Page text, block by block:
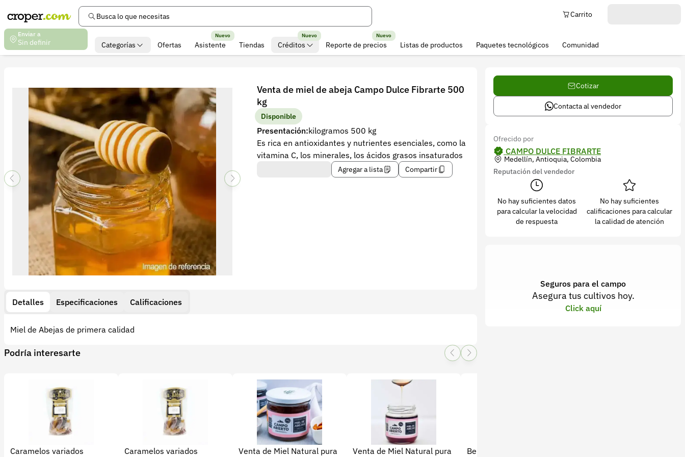
Busca lo que necesitas
Enviar a
Sin definir
Carrito
Categorías Ofertas Asistente
Nuevo
Tiendas Créditos
Nuevo
Reporte de precios
Nuevo
Listas de productos Paquetes tecnológicos Comunidad
Venta de miel de abeja Campo Dulce Fibrarte 500
kg
Disponible
Presentación:kilogramos 500 kg
Es rica en antioxidantes y nutrientes esenciales, como la
vitamina C, los minerales, los ácidos grasos insaturados
Agregar a lista Compartir
Detalles Especificaciones Calificaciones
Miel de Abejas de primera calidad
Podría interesarte
Caramelos variados Caramelos variados Venta de Miel Natural pura Venta de Miel Natural pura Bebida aromática de frutas
Cotizar
Contacta al vendedor
Ofrecido por
CAMPO DULCE FIBRARTE
Medellín, Antioquia, Colombia
Reputación del vendedor
No hay suficientes datos
para calcular la velocidad
de respuesta
No hay suficientes
calificaciones para calcular
la calidad de atención
Seguros para el campo
Asegura tus cultivos hoy.
Click aquí